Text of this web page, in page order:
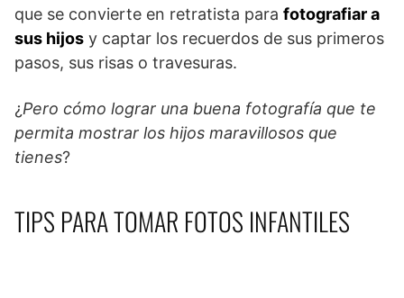
que se convierte en retratista para fotografiar a
sus hijos y captar los recuerdos de sus primeros
pasos, sus risas o travesuras.
¿Pero cómo lograr una buena fotografía que te
permita mostrar los hijos maravillosos que
tienes?
TIPS PARA TOMAR FOTOS INFANTILES